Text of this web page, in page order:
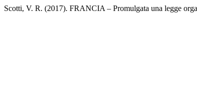
Scotti, V. R. (2017). FRANCIA ‒ Promulgata una legge